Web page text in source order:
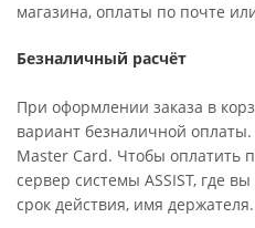
магазина, оплаты по почте
Безналичный расчёт
При оформлении заказа в
вариант безналичной
Master Card. Чтобы оплатить
сервер системы ASSIST, где
срок действия, имя держателя.